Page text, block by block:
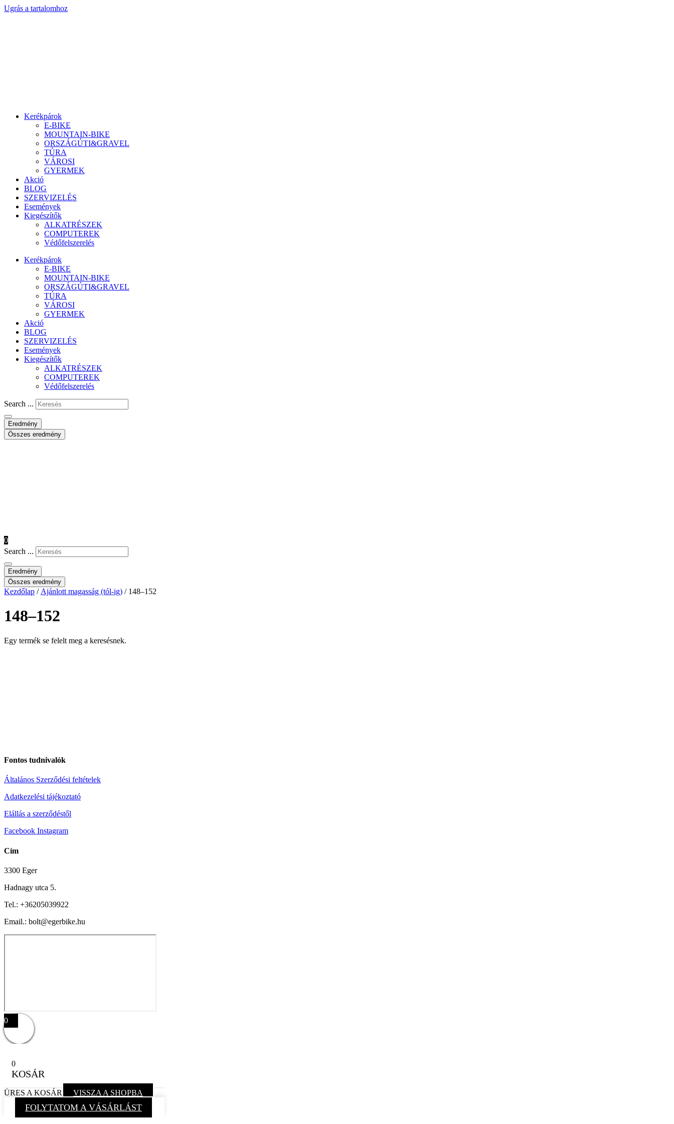
Ugrás a tartalomhoz
Kerékpárok
E-BIKE
MOUNTAIN-BIKE
ORSZÁGÚTI&GRAVEL
TÚRA
VÁROSI
GYERMEK
Akció
BLOG
SZERVIZELÉS
Események
Kiegészítők
ALKATRÉSZEK
COMPUTEREK
Védőfelszerelés
Kerékpárok
E-BIKE
MOUNTAIN-BIKE
ORSZÁGÚTI&GRAVEL
TÚRA
VÁROSI
GYERMEK
Akció
BLOG
SZERVIZELÉS
Események
Kiegészítők
ALKATRÉSZEK
COMPUTEREK
Védőfelszerelés
Search ...
Eredmény
Összes eredmény
0
Search ...
Eredmény
Összes eredmény
Kezdőlap / Ajánlott magasság (tól-ig) / 148–152
148–152
Egy termék se felelt meg a keresésnek.
Fontos tudnivalók
Általános Szerződési feltételek
Adatkezelési tájékoztató
Elállás a szerződéstől
Facebook Instagram
Cím
3300 Eger
Hadnagy utca 5.
Tel.: +36205039922
Email.: bolt@egerbike.hu
0
0
KOSÁR
ÜRES A KOSÁR VISSZA A SHOPBA
FOLYTATOM A VÁSÁRLÁST